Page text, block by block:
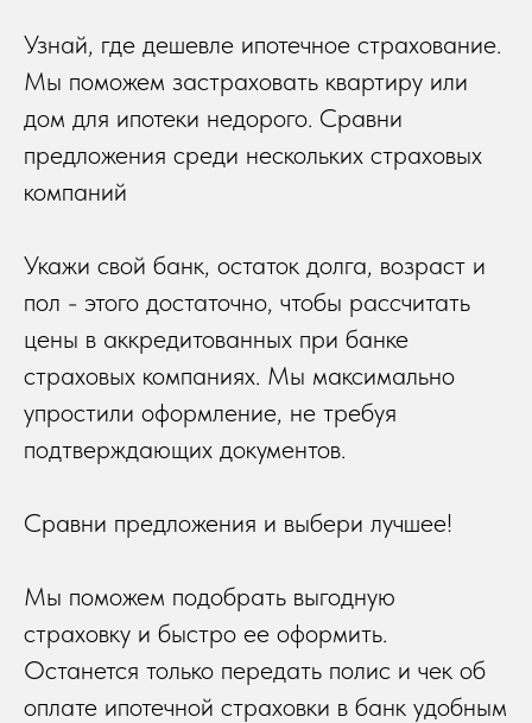
Узнай, где дешевле ипотечное страхование.
Мы поможем застраховать квартиру или
дом для ипотеки недорого. Сравни
предложения среди нескольких страховых
компаний
Укажи свой банк, остаток долга, возраст и
пол - этого достаточно, чтобы рассчитать
цены в аккредитованных при банке
страховых компаниях. Мы максимально
упростили оформление, не требуя
подтверждающих документов.
Сравни предложения и выбери лучшее!
Мы поможем подобрать выгодную
страховку и быстро ее оформить.
Останется только передать полис и чек об
оплате ипотечной страховки в банк удобным